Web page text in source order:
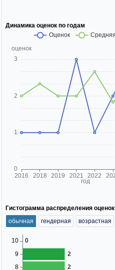
Динамика оценок по годам
Гистограмма распределения оценок
обычная
гендерная возрастная